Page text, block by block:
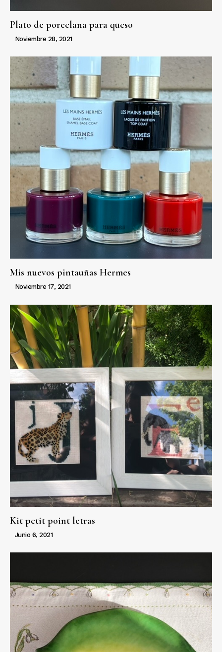
Plato de porcelana para queso
Noviembre 28, 2021
Mis nuevos pintauñas Hermes
Noviembre 17, 2021
Kit petit point letras
Junio 6, 2021